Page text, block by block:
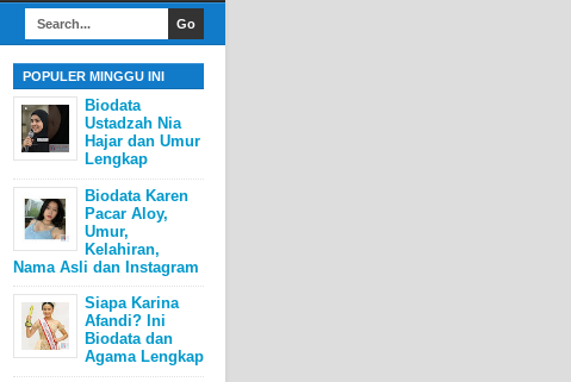
POPULER MINGGU INI
Biodata
Ustadzah Nia
Hajar dan Umur
Lengkap
Biodata Karen
Pacar Aloy,
Umur,
Kelahiran,
Nama Asli dan Instagram
Siapa Karina
Afandi? Ini
Biodata dan
Agama Lengkap